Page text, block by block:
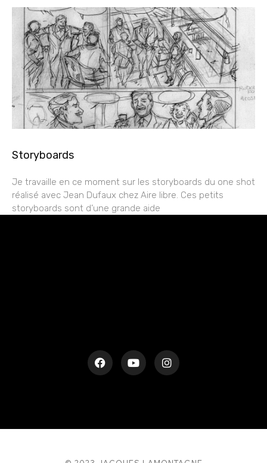
Storyboards
Je travaille en ce moment sur les storyboards du one shot
réalisé avec Jean Dufaux chez Aire libre. Ces petits
storyboards sont d’une grande aide